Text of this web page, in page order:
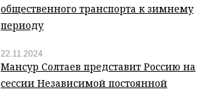
общественного транспорта к зимнему
периоду
22.11.2024
Мансур Солтаев представит Россию на
сессии Независимой постоянной